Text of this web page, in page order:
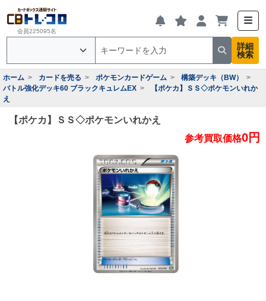
会員225095名
詳細
検索
ホーム カードを売る ポケモンカードゲーム
構築デッキ（BW）
バトル強化デッキ60 ブラックキュレムEX
【ポケカ】ＳＳ◇ポケモンいれか
え
【ポケカ】ＳＳ◇ポケモンいれかえ
参考買取価格0円